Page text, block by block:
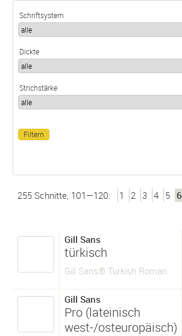
Schriftsystem
Dickte
Strichstärke
255 Schnitte, 101—120: 1 2 3 4 5 6
Gill Sans
türkisch
Gill Sans® Turkish Roman
Gill Sans
Pro (lateinisch
west-/osteuropäisch)